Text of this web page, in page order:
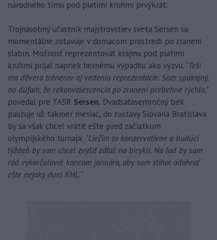
národného tímu pod piatimi kruhmi prvýkrát.
Trojnásobný účastník majstrovstiev sveta Sersen sa
momentálne zotavuje v domácom prostredí po zranení
slabín. Možnosť reprezentovať krajinu pod piatimi
kruhmi prijal napriek hernému výpadku ako výzvu. "Teší
ma dôvera trénerov aj vedenia reprezentácie. Som spokojný,
no dúfam, že rekonvalescencia po zranení prebehne rýchlo,"
povedal pre TASR Sersen. Dvadsaťosemročný bek
pauzuje už takmer mesiac, do zostavy Slovana Bratislava
by sa však chcel vrátiť ešte pred začiatkom
olympijského turnaja: "Liečim to konzervatívne a budúci
týždeň by som chcel zvýšiť záťaž na bicykli. Na ľad by som
rád vykorčuľoval koncom januára, aby som stihol odohrať
ešte nejaký duel KHL."